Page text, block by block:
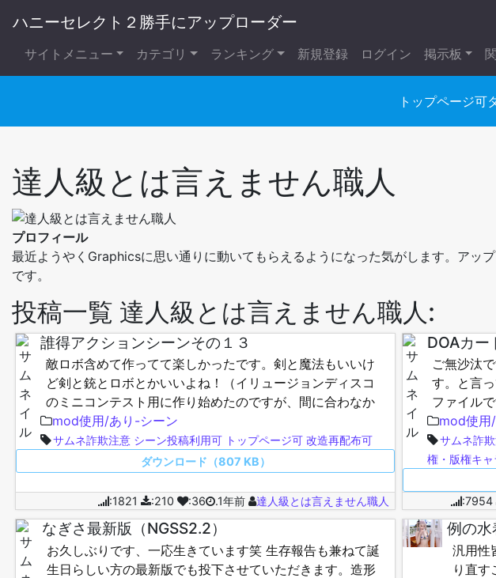
ハニーセレクト２勝手にアップローダー
サイトメニュー カテゴリ ランキング 新規登録 ログイン 掲示板
トップページ可
達人級とは言えません職人
プロフィール
最近ようやくGraphicsに思い通りに動いてもらえるようになった気がします。アッ
です。
投稿一覧 達人級とは言えません職人:
誰得アクションシーンその１３
敵ロボ含めて作ってて楽しかったです。剣と魔法もいいけ
ど剣と銃とロボとかいいよね！（イリュージョンディスコ
のミニコンテスト用に作り始めたのですが、間に合わなか
っただけ シーンデータとGraphics用のプリセットが入って
い…
mod使用/あり-シーン
サムネ詐欺注意 シーン投稿利用可 トップページ可 改造再配布可
ダウンロード（807 KB）
:1821 :210 :36 .1年前 達人級とは言えません職人
DOAカー
ご無沙汰
す。と言
ファイル
ょっとデ
リー右ク…
mod使用
サムネ詐
権・版権キャ
:7954
なぎさ最新版（NGSS2.2）
お久しぶりです、一応生きています笑 生存報告も兼ねて誕
生日らしい方の最新版でも投下させていただきます。造形
例の水
汎用性
り直